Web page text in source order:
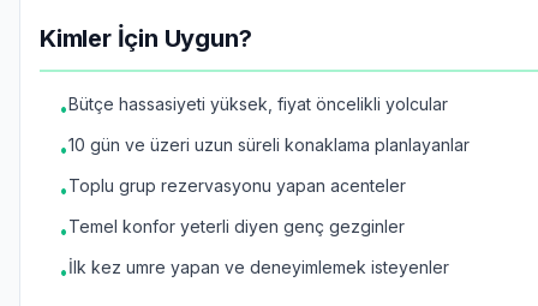
Kimler İçin Uygun?
•Bütçe hassasiyeti yüksek, fiyat öncelikli yolcular
•10 gün ve üzeri uzun süreli konaklama planlayanlar
•Toplu grup rezervasyonu yapan acenteler
•Temel konfor yeterli diyen genç gezginler
•İlk kez umre yapan ve deneyimlemek isteyenler